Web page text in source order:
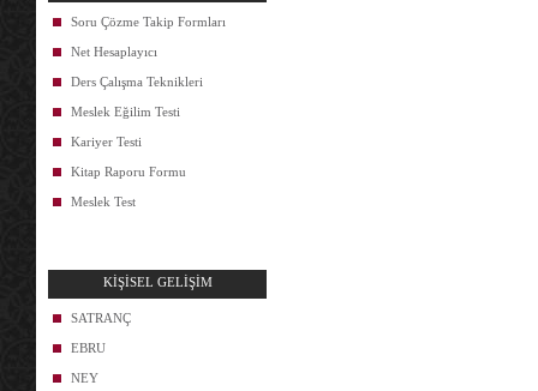
Soru Çözme Takip Formları
Net Hesaplayıcı
Ders Çalışma Teknikleri
Meslek Eğilim Testi
Kariyer Testi
Kitap Raporu Formu
Meslek Test
KİŞİSEL GELİŞİM
SATRANÇ
EBRU
NEY